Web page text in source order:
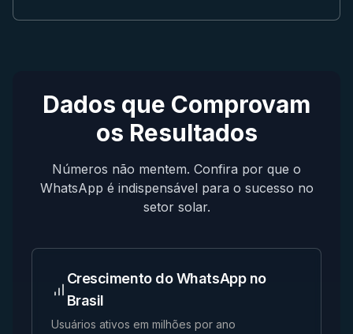
Dados que Comprovam
os Resultados
Números não mentem. Confira por que o
WhatsApp é indispensável para o sucesso no
setor solar.
Crescimento do WhatsApp no
Brasil
Usuários ativos em milhões por ano